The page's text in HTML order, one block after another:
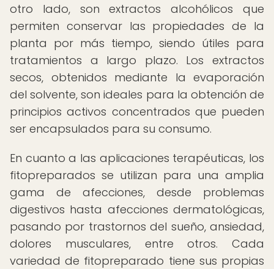
otro lado, son extractos alcohólicos que
permiten conservar las propiedades de la
planta por más tiempo, siendo útiles para
tratamientos a largo plazo. Los extractos
secos, obtenidos mediante la evaporación
del solvente, son ideales para la obtención de
principios activos concentrados que pueden
ser encapsulados para su consumo.
En cuanto a las aplicaciones terapéuticas, los
fitopreparados se utilizan para una amplia
gama de afecciones, desde problemas
digestivos hasta afecciones dermatológicas,
pasando por trastornos del sueño, ansiedad,
dolores musculares, entre otros. Cada
variedad de fitopreparado tiene sus propias